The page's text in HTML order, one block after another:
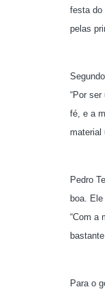
festa do
pelas
“Por
fé, e a
material
Pedro
boa.
“Com a
Para o